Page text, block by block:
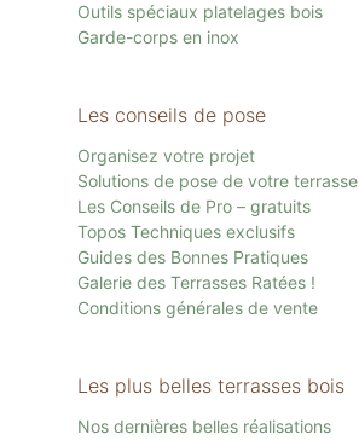
Outils spéciaux platelages bois
Garde-corps en inox
Les conseils de pose
Organisez votre projet
Solutions de pose de votre terrasse
Les Conseils de Pro – gratuits
Topos Techniques exclusifs
Guides des Bonnes Pratiques
Galerie des Terrasses Ratées !
Conditions générales de vente
Les plus belles terrasses bois
Nos dernières belles réalisations